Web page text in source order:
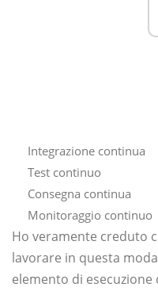
Integrazione continua
Test continuo
Consegna continua
Monitoraggio continuo
Ho veramente creduto
lavorare in questa
elemento di